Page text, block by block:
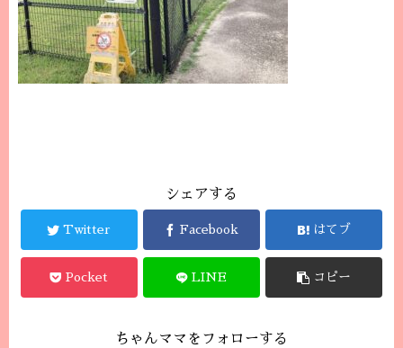
シェアする
Twitter Facebook はてブ
Pocket LINE コピー
ちゃんママをフォローする